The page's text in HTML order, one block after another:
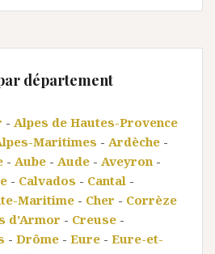
département
- Alpes de Hautes-Provence
Maritimes - Ardèche -
- Aube - Aude - Aveyron -
- Calvados - Cantal -
Maritime - Cher - Corrèze
d'Armor - Creuse -
- Drôme - Eure - Eure-et-